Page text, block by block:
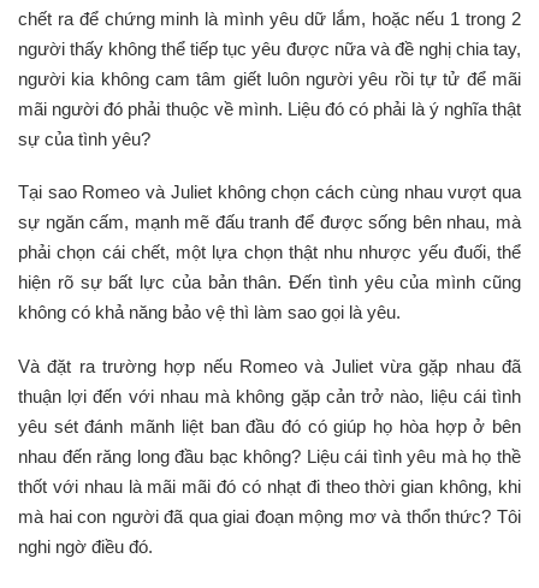
chết ra để chứng minh là mình yêu dữ lắm, hoặc nếu 1 trong 2
người thấy không thể tiếp tục yêu được nữa và đề nghị chia tay,
người kia không cam tâm giết luôn người yêu rồi tự tử để mãi
mãi người đó phải thuộc về mình. Liệu đó có phải là ý nghĩa thật
sự của tình yêu?
Tại sao Romeo và Juliet không chọn cách cùng nhau vượt qua
sự ngăn cấm, mạnh mẽ đấu tranh để được sống bên nhau, mà
phải chọn cái chết, một lựa chọn thật nhu nhược yếu đuối, thể
hiện rõ sự bất lực của bản thân. Đến tình yêu của mình cũng
không có khả năng bảo vệ thì làm sao gọi là yêu.
Và đặt ra trường hợp nếu Romeo và Juliet vừa gặp nhau đã
thuận lợi đến với nhau mà không gặp cản trở nào, liệu cái tình
yêu sét đánh mãnh liệt ban đầu đó có giúp họ hòa hợp ở bên
nhau đến răng long đầu bạc không? Liệu cái tình yêu mà họ thề
thốt với nhau là mãi mãi đó có nhạt đi theo thời gian không, khi
mà hai con người đã qua giai đoạn mộng mơ và thổn thức? Tôi
nghi ngờ điều đó.